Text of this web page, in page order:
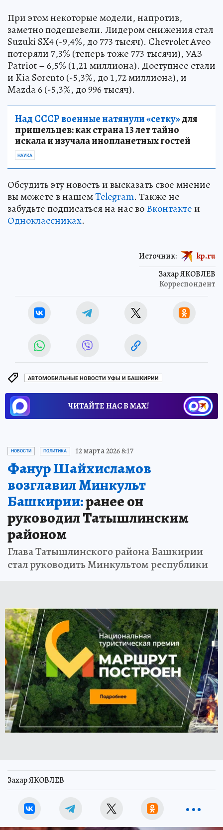
При этом некоторые модели, напротив,
заметно подешевели. Лидером снижения стал
Suzuki SX4 (-9,4%, до 773 тысяч). Chevrolet Aveo
потеряли 7,3% (теперь тоже 773 тысячи), УАЗ
Patriot – 6,5% (1,21 миллиона). Доступнее стали
и Kia Sorento (-5,3%, до 1,72 миллиона), и
Mazda 6 (-5,3%, до 996 тысяч).
Над СССР военные натянули «сетку»для
пришельцев: как страна 13 лет тайно
искала и изучала инопланетных гостей
НАУКА
Обсудить эту новость и высказать свое мнение
вы можете в нашемTelegram. Также не
забудьте подписаться на нас воВконтактеи
Одноклассниках.
Захар ЯКОВЛЕВ
Корреспондент
Источник: kp.ru
АВТОМОБИЛЬНЫЕ НОВОСТИ УФЫ И БАШКИРИИ
ЧИТАЙТЕ НАС В МАХ!
НОВОСТИ ПОЛИТИКА 12 марта 2026 8:17
Фанур Шайхисламов
возглавил Минкульт
Башкирии:ранее он
руководил Татышлинским
районом
Глава Татышлинского района Башкирии
стал руководить Минкультом республики
Захар ЯКОВЛЕВ